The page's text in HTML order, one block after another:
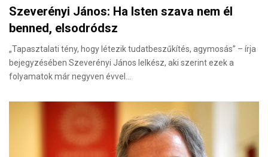
Szeverényi János: Ha Isten szava nem él
benned, elsodródsz
„Tapasztalati tény, hogy létezik tudatbeszűkítés, agymosás” – írja
bejegyzésében Szeverényi János lelkész, aki szerint ezek a
folyamatok már negyven évvel…